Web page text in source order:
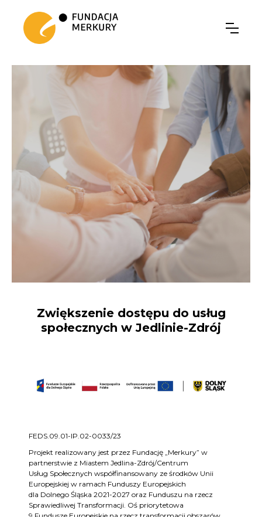
Zwiększenie dostępu do usług
społecznych w Jedlinie-Zdrój
FEDS.09.01-IP.02-0033/23
Projekt realizowany jest przez Fundację „Merkury” w
partnerstwie z Miastem Jedlina-Zdrój/Centrum
Usług Społecznych współfinansowany ze środków Unii
Europejskiej w ramach Funduszy Europejskich
dla Dolnego Śląska 2021-2027 oraz Funduszu na rzecz
Sprawiedliwej Transformacji. Oś priorytetowa